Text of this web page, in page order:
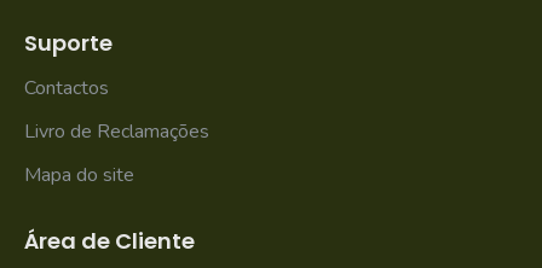
Suporte
Contactos
Livro de Reclamações
Mapa do site
Área de Cliente